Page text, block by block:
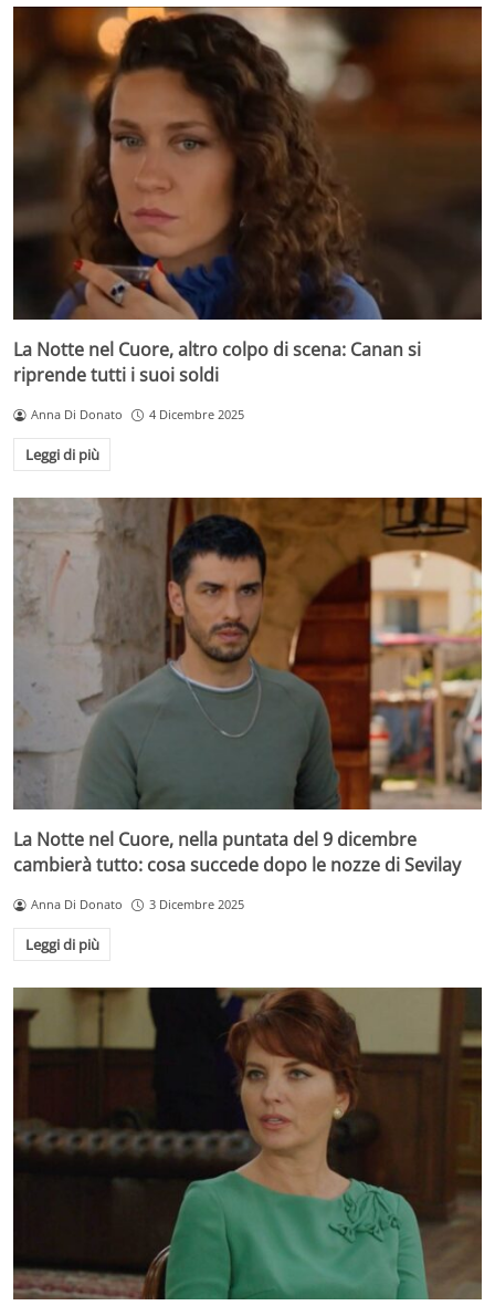
La Notte nel Cuore, altro colpo di scena: Canan si
riprende tutti i suoi soldi
Anna Di Donato 4 Dicembre 2025
Leggi di più
La Notte nel Cuore, nella puntata del 9 dicembre
cambierà tutto: cosa succede dopo le nozze di Sevilay
Anna Di Donato 3 Dicembre 2025
Leggi di più